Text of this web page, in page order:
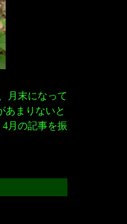
月末になって
あまりないと
月の記事を振